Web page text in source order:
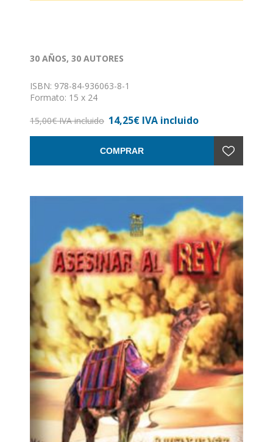
30 AÑOS, 30 AUTORES
ISBN: 978-84-936063-8-1
Formato: 15 x 24
Encuadernación: Rústica con solapas
15,00€ IVA incluido 14,25€ IVA incluido
COMPRAR